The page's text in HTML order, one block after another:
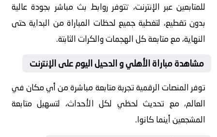
للمتابعين عبر الإنترنت، تتوفر روابط بث مباشر بجودة عالية
بدون تقطيع، لتغطية جميع لحظات المباراة من البداية حتى
النهاية، مع متابعة كل الهجمات والكرات الثابتة.
مشاهدة مباراة الأهلي و الدحيل اليوم على الإنترنت
توفر المنصات الرقمية تجربة متابعة مباشرة من أي مكان في
العالم، مع تحديث لحظي لكل الأحداث، لتسهيل متابعة
المشجعين أينما كانوا.